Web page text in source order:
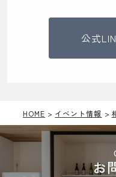
公式
HOME イベント情報
お